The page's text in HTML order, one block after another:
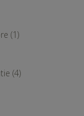
(1)
(4)